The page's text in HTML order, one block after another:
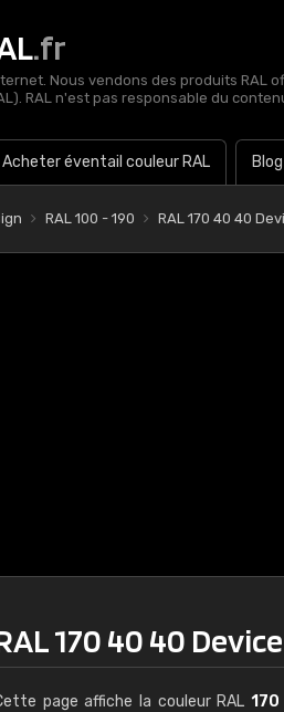
.fr
Nous vendons des produits RAL
RAL n'est pas responsable du
Acheter éventail couleur RAL Blog
RAL 100 - 190 RAL 170 40 40
170 40 40
page affiche la couleur RAL